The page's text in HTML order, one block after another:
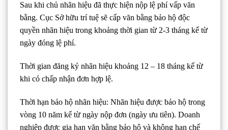
Sau khi chủ nhãn hiệu đã thực hiện nộp lệ phí vấp văn
bằng. Cục Sở hữu trí tuệ sẽ cấp văn bằng bảo hộ độc
quyền nhãn hiệu trong khoảng thời gian từ 2-3 tháng kể từ
ngày đóng lệ phí.
Thời gian đăng ký nhãn hiệu khoảng 12 – 18 tháng kể từ
khi có chấp nhận đơn hợp lệ.
Thời hạn bảo hộ nhãn hiệu: Nhãn hiệu được bảo hộ trong
vòng 10 năm kể từ ngày nộp đơn (ngày ưu tiên). Doanh
nghiệp được gia hạn văn bằng bảo hộ và không hạn chế